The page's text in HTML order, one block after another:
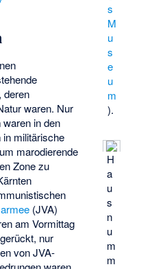
s
M
u
s
e
u
m
).
H
a
u
s
n
u
m
m
deren
waren. Nur
in den
militärische
marodierende
Zone zu
(JVA)
am Vormittag
nur
von JVA-